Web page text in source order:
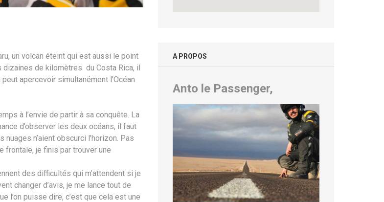
un volcan éteint qui est aussi le point
dizaines de kilomètres du Costa Rica, il
apercevoir simultanément l’Océan
à l’envie de partir à sa conquête. La
d’observer les deux océans, il faut
n’aient obscurci l’horizon. Pas
frontale, je finis par trouver une
des difficultés qui m’attendent si je
changer d’avis, je me lance tout de
l’on puisse dire, c’est que cela est une
A PROPOS
Anto le Passenger,